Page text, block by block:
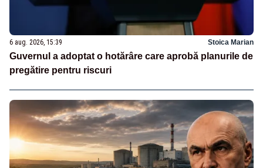
6 aug. 2026, 15:39 Stoica Marian
Guvernul a adoptat o hotărâre care aprobă planurile de
pregătire pentru riscuri